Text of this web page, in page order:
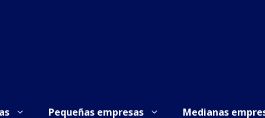
Pequeñas empresas Medianas